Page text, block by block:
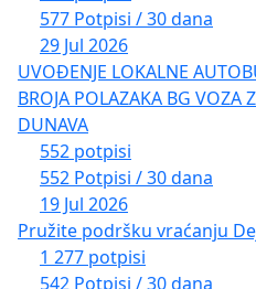
577 Potpisi / 30 dana
29 Jul 2026
UVOĐENJE LOKALNE
BROJA POLAZAKA BG VOZA
DUNAVA
552 potpisi
552 Potpisi / 30 dana
19 Jul 2026
Pružite podršku vraćanju
1 277 potpisi
542 Potpisi / 30 dana